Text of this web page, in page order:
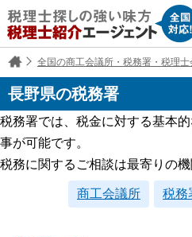
全国の商工会議所・税務署・税理士
長野県の税務署
税務署では、税金に対する基本
事が可能です。
税務に関するご相談は最寄りの
商工会議所 税務